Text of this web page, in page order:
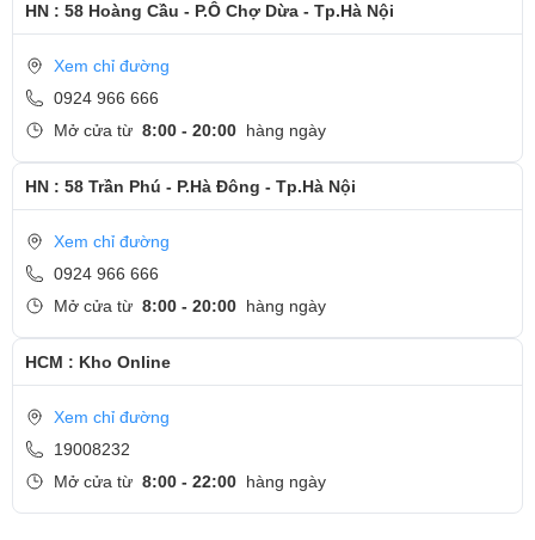
HN : 58 Hoàng Cầu - P.Ô Chợ Dừa - Tp.Hà Nội
Xem chỉ đường
0924 966 666
Mở cửa từ 8:00 - 20:00 hàng ngày
HN : 58 Trần Phú - P.Hà Đông - Tp.Hà Nội
Xem chỉ đường
0924 966 666
Mở cửa từ 8:00 - 20:00 hàng ngày
HCM : Kho Online
Xem chỉ đường
19008232
Mở cửa từ 8:00 - 22:00 hàng ngày